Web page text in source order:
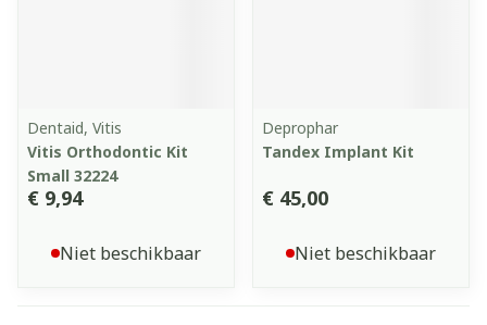
Dentaid, Vitis
Vitis Orthodontic Kit
Small 32224
€ 9,94
Niet beschikbaar
Deprophar
Tandex Implant Kit
€ 45,00
Niet beschikbaar